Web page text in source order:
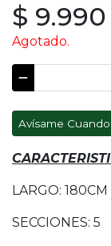
$ 9.990
Agotado.
Avísame
LARGO: 180CM
SECCIONES: 5